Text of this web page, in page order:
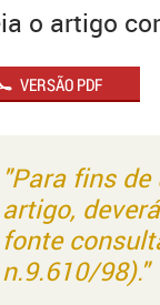
o artigo
"Para fins
artigo,
fonte
n.9.610/98)."